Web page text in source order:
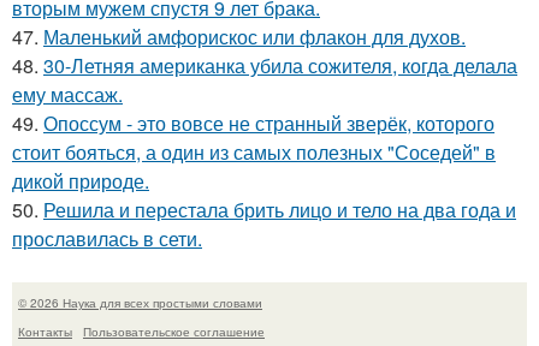
вторым мужем спустя 9 лет брака.
47. Маленький амфорискос или флакон для духов.
48. 30-Летняя американка убила сожителя, когда делала
ему массаж.
49. Опоссум - это вовсе не странный зверёк, которого
стоит бояться, а один из самых полезных "Соседей" в
дикой природе.
50. Решила и перестала брить лицо и тело на два года и
прославилась в сети.
© 2026 Наука для всех простыми словами
Контакты
Пользовательское соглашение